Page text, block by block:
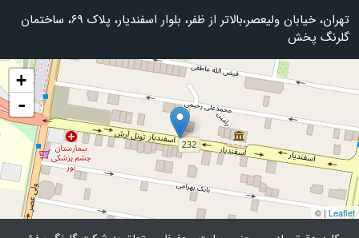
تهران، خیابان ولیعصر،بالاتر از ظفر، بلوار اسفندیار، پلاک 69، ساختمان
گلرنگ پخش
+
-
Leaflet
| ©